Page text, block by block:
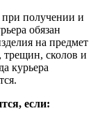
получении и
обязан
на предмет
трещин, сколов и
курьера
если: